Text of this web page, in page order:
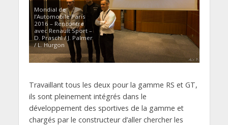
Mondial de
l’Automobile Paris
2016 – Rencontre
avec Renault Sport –
D. Praschl / J. Palmer
/ L. Hurgon
Travaillant tous les deux pour la gamme RS et GT,
ils sont pleinement intégrés dans le
développement des sportives de la gamme et
chargés par le constructeur d’aller chercher les